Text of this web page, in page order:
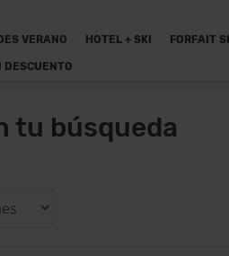
VERANO HOTEL + SKI FORFAIT
DESCUENTO
tu búsqueda